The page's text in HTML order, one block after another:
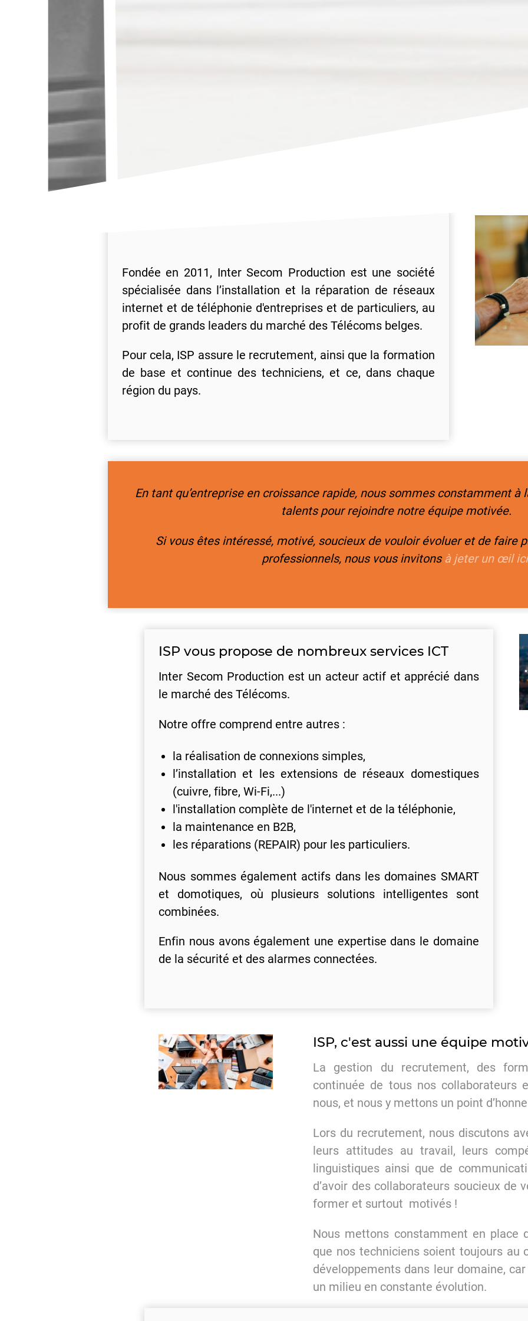
Fondée en 2011, Inter Secom Production est une société
spécialisée dans l’installation et la réparation de réseaux
internet et de téléphonie d'entreprises et de particuliers, au
profit de grands leaders du marché des Télécoms belges.
Pour cela, ISP assure le recrutement, ainsi que la formation
de base et continue des techniciens, et ce, dans chaque
région du pays.
En tant qu’entreprise en croissance rapide, nous sommes constamment à
talents pour rejoindre notre équipe motivée.
Si vous êtes intéressé, motivé, soucieux de vouloir évoluer et de faire
professionnels, nous vous invitonsà jeter un œil ici
ISP vous propose de nombreux services ICT
Inter Secom Production est un acteur actif et apprécié dans
le marché des Télécoms.
Notre offre comprend entre autres :
la réalisation de connexions simples,
l’installation et les extensions de réseaux domestiques
(cuivre, fibre, Wi-Fi,...)
l'installation complète de l'internet et de la téléphonie,
la maintenance en B2B,
les réparations (REPAIR) pour les particuliers.
Nous sommes également actifs dans les domaines SMART
et domotiques, où plusieurs solutions intelligentes sont
combinées.
Enfin nous avons également une expertise dans le domaine
de la sécurité et des alarmes connectées.
ISP, c'est aussi une équipe
La gestion du recrutement, des
continuée de tous nos collaborateurs
nous, et nous y mettons un point
Lors du recrutement, nous discutons
leurs attitudes au travail, leurs
linguistiques ainsi que de
d’avoir des collaborateurs soucieux de
former et surtout motivés !
Nous mettons constamment en place
que nos techniciens soient toujours au
développements dans leur domaine,
un milieu en constante évolution.